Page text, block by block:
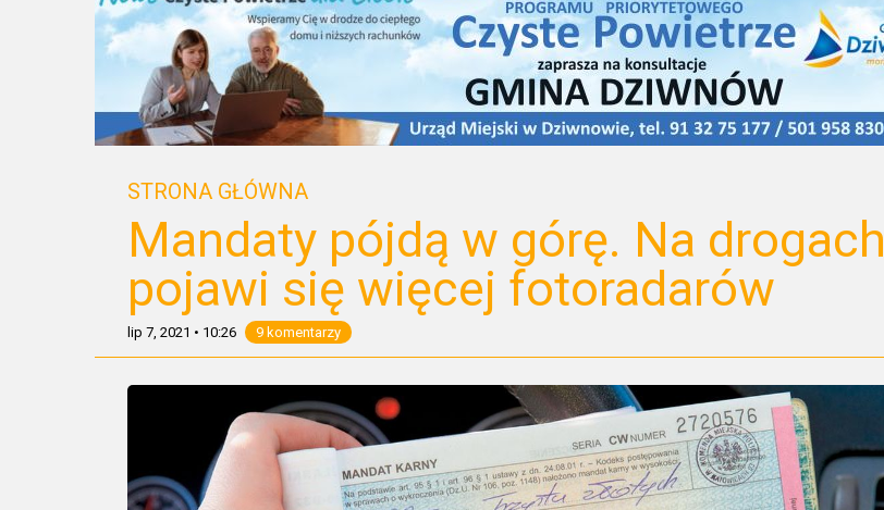
STRONA GŁÓWNA
Mandaty pójdą w górę. Na drogach
pojawi się więcej fotoradarów
lip 7, 2021 • 10:26 9 komentarzy